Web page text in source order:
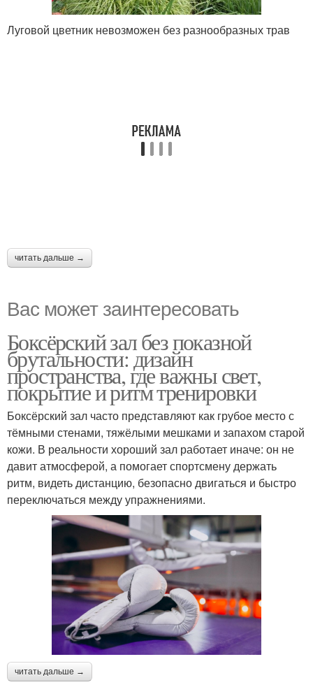
Луговой цветник невозможен без разнообразных трав
читать дальше →
Вас может заинтересовать
Боксёрский зал без показной
брутальности: дизайн
пространства, где важны свет,
покрытие и ритм тренировки
Боксёрский зал часто представляют как грубое место с
тёмными стенами, тяжёлыми мешками и запахом старой
кожи. В реальности хороший зал работает иначе: он не
давит атмосферой, а помогает спортсмену держать
ритм, видеть дистанцию, безопасно двигаться и быстро
переключаться между упражнениями.
читать дальше →